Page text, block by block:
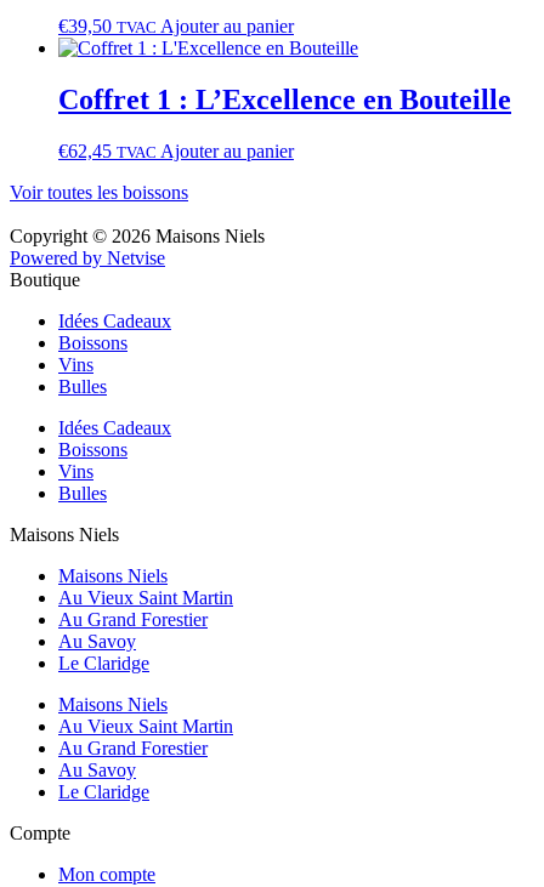
€39,50 TVAC Ajouter au panier
Coffret 1 : L’Excellence en Bouteille
€62,45 TVAC Ajouter au panier
Voir toutes les boissons
Copyright © 2026 Maisons Niels
Powered by Netvise
Boutique
Idées Cadeaux
Boissons
Vins
Bulles
Idées Cadeaux
Boissons
Vins
Bulles
Maisons Niels
Maisons Niels
Au Vieux Saint Martin
Au Grand Forestier
Au Savoy
Le Claridge
Maisons Niels
Au Vieux Saint Martin
Au Grand Forestier
Au Savoy
Le Claridge
Compte
Mon compte